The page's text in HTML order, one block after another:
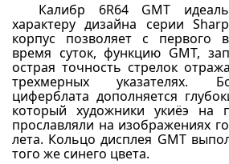
Калибр 6R64 GMT
характеру дизайна серии
корпус позволяет с первого
время суток, функцию GMT,
острая точность стрелок
трехмерных указателях.
циферблата дополняется
который художники укиёэ на
прославляли на изображениях
лета. Кольцо дисплея GMT
того же синего цвета.